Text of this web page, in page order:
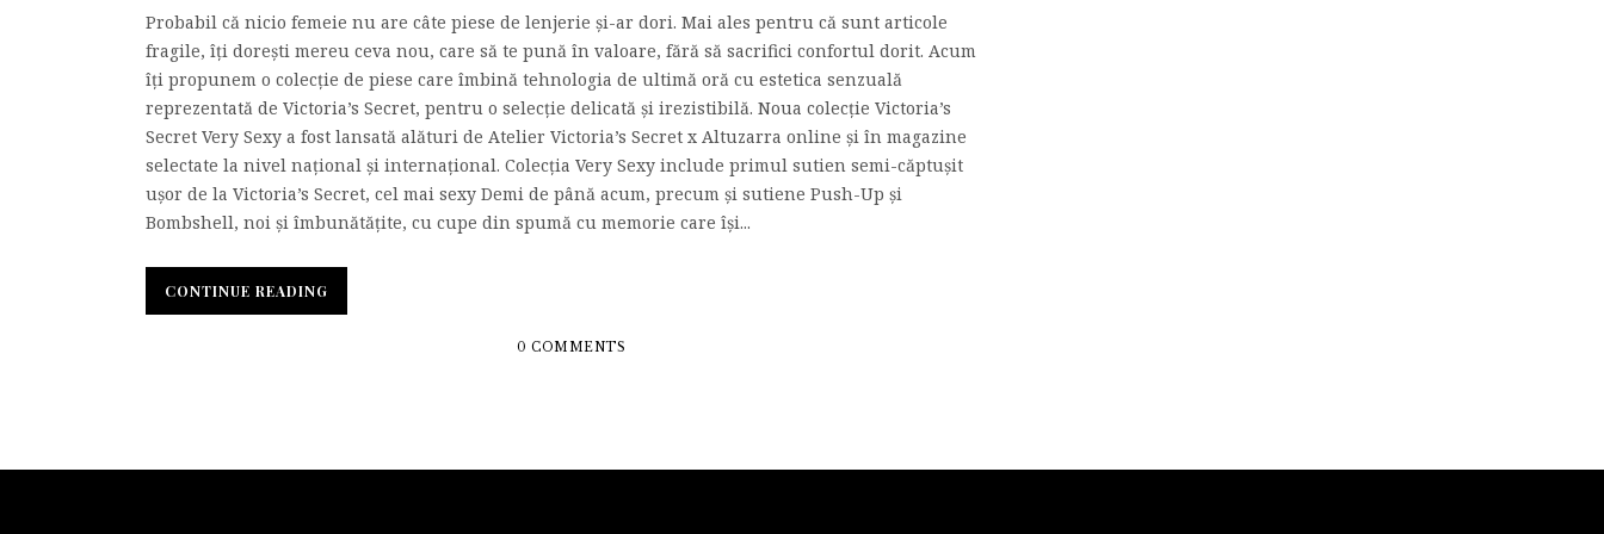
Probabil că nicio femeie nu are câte piese de lenjerie și-ar dori. Mai ales pentru că sunt articole
fragile, îți dorești mereu ceva nou, care să te pună în valoare, fără să sacrifici confortul dorit. Acum
îți propunem o colecție de piese care îmbină tehnologia de ultimă oră cu estetica senzuală
reprezentată de Victoria’s Secret, pentru o selecție delicată și irezistibilă. Noua colecție Victoria’s
Secret Very Sexy a fost lansată alături de Atelier Victoria’s Secret x Altuzarra online și în magazine
selectate la nivel național și internațional. Colecția Very Sexy include primul sutien semi-căptușit
ușor de la Victoria’s Secret, cel mai sexy Demi de până acum, precum și sutiene Push-Up și
Bombshell, noi și îmbunătățite, cu cupe din spumă cu memorie care își...
CONTINUE READING
0 COMMENTS